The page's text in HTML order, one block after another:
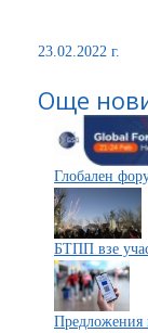
23.02.2022 г.
Още
Глобален
БТПП взе
Предложения